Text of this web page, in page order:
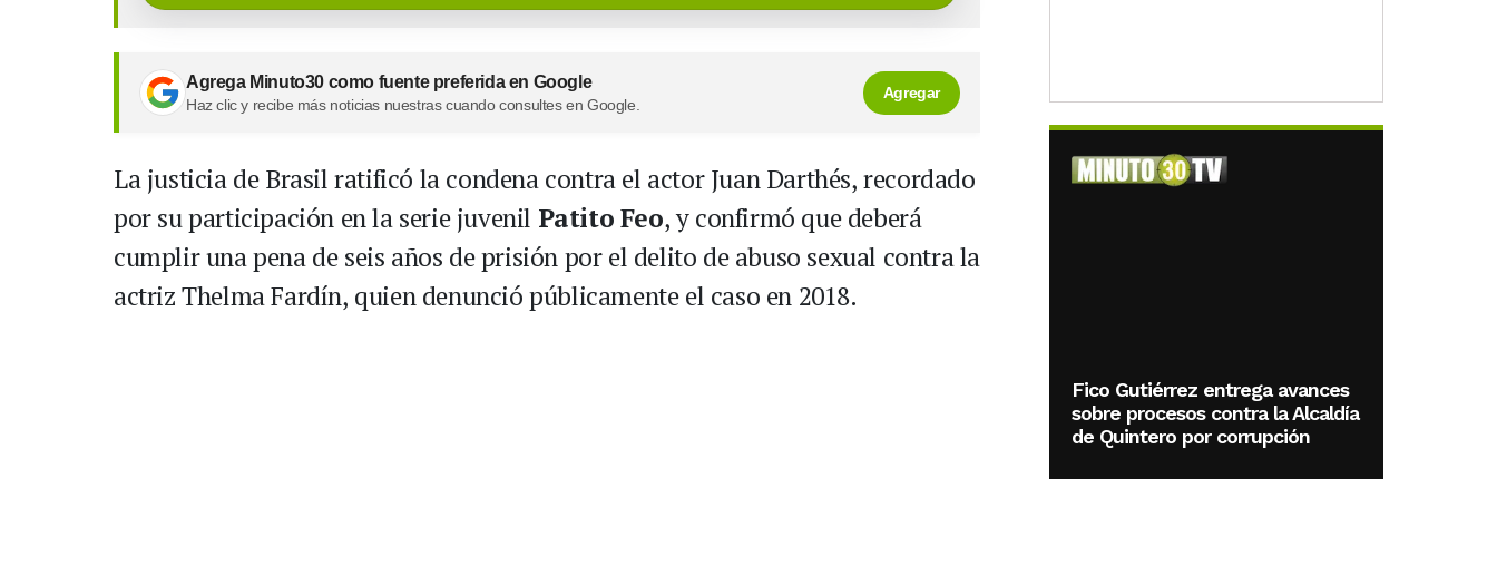
Agrega Minuto30 como fuente preferida en Google
Haz clic y recibe más noticias nuestras cuando consultes en Google.
Agregar
La justicia de Brasil ratificó la condena contra el actor Juan Darthés, recordado
por su participación en la serie juvenil Patito Feo, y confirmó que deberá
cumplir una pena de seis años de prisión por el delito de abuso sexual contra la
actriz Thelma Fardín, quien denunció públicamente el caso en 2018.
Fico Gutiérrez entrega avances
sobre procesos contra la Alcaldía
de Quintero por corrupción